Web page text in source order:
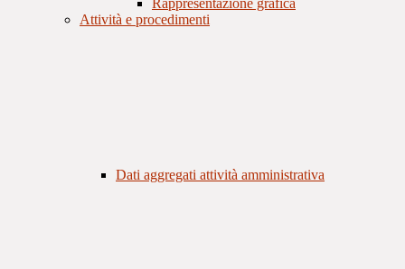
Rappresentazione grafica
Attività e procedimenti
Dati aggregati attività amministrativa